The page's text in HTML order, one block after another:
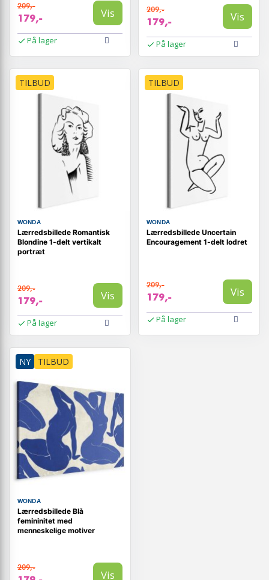
209,-
179,- Vis
På lager
209,-
179,- Vis
På lager
TILBUD
WONDA
Lærredsbillede Romantisk
Blondine 1-delt vertikalt
portræt
209,-
179,- Vis
På lager
TILBUD
WONDA
Lærredsbillede Uncertain
Encouragement 1-delt lodret
209,-
179,- Vis
På lager
NY TILBUD
WONDA
Lærredsbillede Blå
femininitet med
menneskelige motiver
209,-
Vis